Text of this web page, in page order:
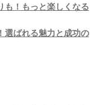
も！もっと楽しくなる
選ばれる魅力と成功の